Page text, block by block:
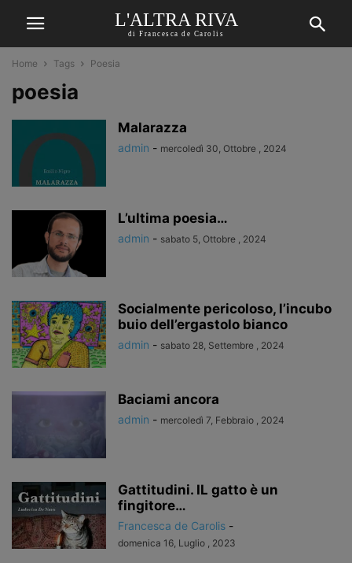
L'ALTRA RIVA
di Francesca de Carolis
Home Tags Poesia
poesia
Malarazza
admin - mercoledì 30, Ottobre , 2024
L’ultima poesia…
admin - sabato 5, Ottobre , 2024
Socialmente pericoloso, l’incubo
buio dell’ergastolo bianco
admin - sabato 28, Settembre , 2024
Baciami ancora
admin - mercoledì 7, Febbraio , 2024
Gattitudini. IL gatto è un
fingitore…
Francesca de Carolis -
domenica 16, Luglio , 2023